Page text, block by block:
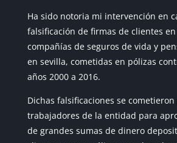
Ha sido notoria mi intervención en
falsificación de firmas de clientes
compañías de seguros de vida y
en sevilla, cometidas en pólizas
años 2000 a 2016.
Dichas falsificaciones se
trabajadores de la entidad para
de grandes sumas de dinero